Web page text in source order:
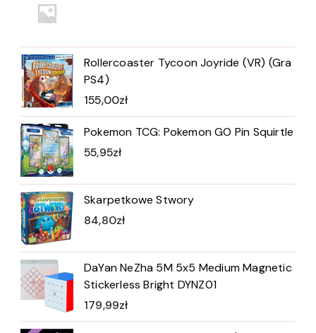
Rollercoaster Tycoon Joyride (VR) (Gra
PS4)
155,00zł
Pokemon TCG: Pokemon GO Pin Squirtle
55,95zł
Skarpetkowe Stwory
84,80zł
DaYan NeZha 5M 5x5 Medium Magnetic
Stickerless Bright DYNZ01
179,99zł